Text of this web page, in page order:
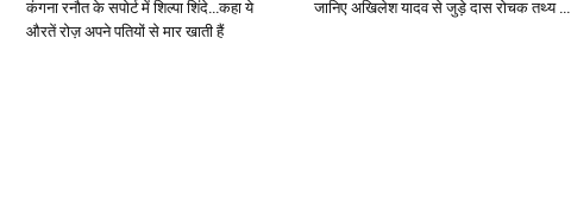
कंगना रनौत के सपोर्ट में शिल्पा शिंदे…कहा ये
औरतें रोज़ अपने पतियों से मार खाती हैं
जानिए अखिलेश यादव से जुड़े दास रोचक तथ्य …